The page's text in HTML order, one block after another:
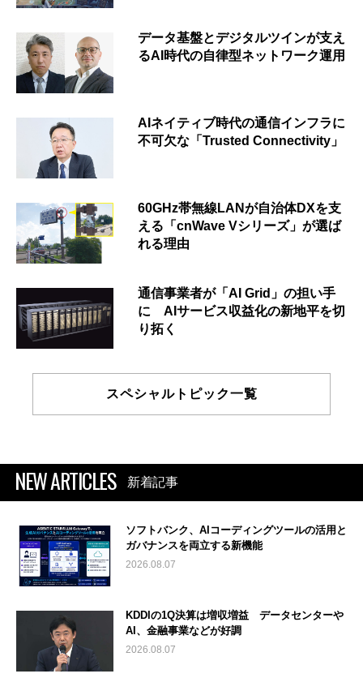
データ基盤とデジタルツインが支え
るAI時代の自律型ネットワーク運用
AIネイティブ時代の通信インフラに
不可欠な「Trusted Connectivity」
60GHz帯無線LANが自治体DXを支
える「cnWave Vシリーズ」が選ば
れる理由
通信事業者が「AI Grid」の担い手
に AIサービス収益化の新地平を切
り拓く
スペシャルトピック一覧
NEW ARTICLES 新着記事
ソフトバンク、AIコーディングツールの活用と
ガバナンスを両立する新機能
2026.08.07
KDDIの1Q決算は増収増益 データセンターや
AI、金融事業などが好調
2026.08.07